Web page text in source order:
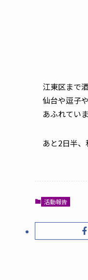
江東区まで
仙台や逗子
あふれてい
あと2日半、
活動報告